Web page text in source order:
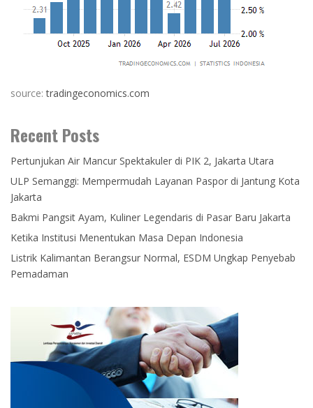
source:tradingeconomics.com
Recent Posts
Pertunjukan Air Mancur Spektakuler di PIK 2, Jakarta Utara
ULP Semanggi: Mempermudah Layanan Paspor di Jantung Kota
Jakarta
Bakmi Pangsit Ayam, Kuliner Legendaris di Pasar Baru Jakarta
Ketika Institusi Menentukan Masa Depan Indonesia
Listrik Kalimantan Berangsur Normal, ESDM Ungkap Penyebab
Pemadaman